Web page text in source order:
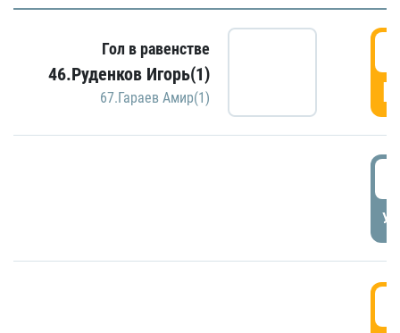
Гол в равенстве
46.Руденков Игорь(1)
67.Гараев Амир(1)